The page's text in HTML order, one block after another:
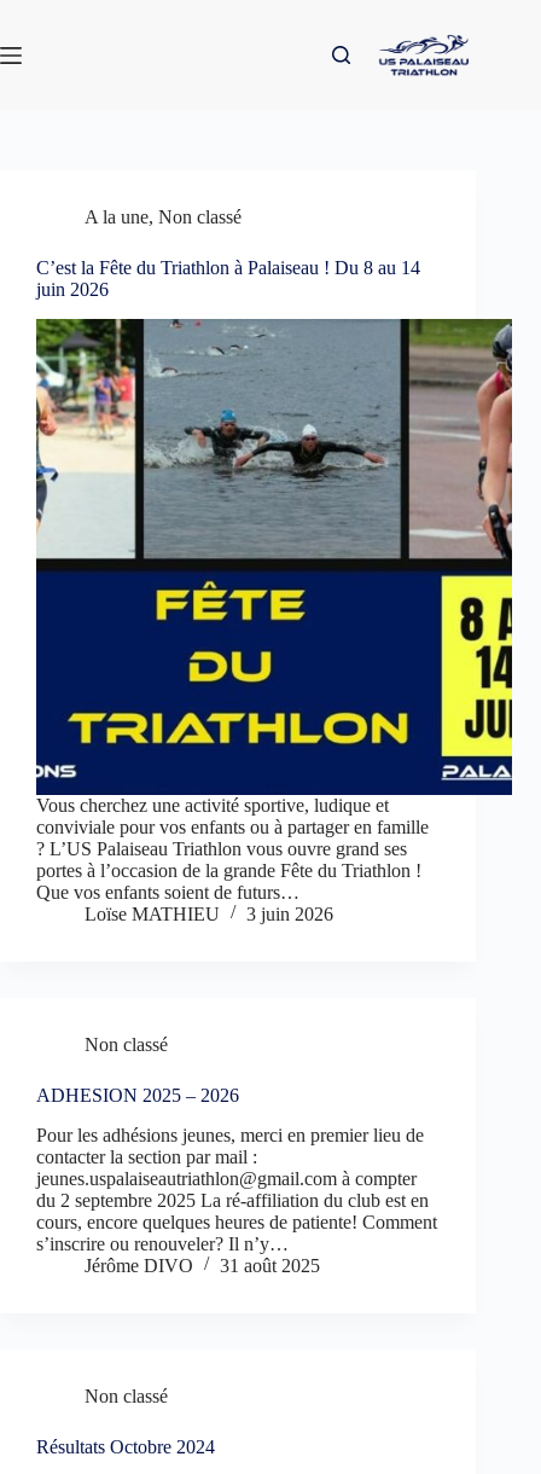
contenu
A la une, Non classé
C’est la Fête du Triathlon à Palaiseau ! Du 8 au 14
juin 2026
Vous cherchez une activité sportive, ludique et
conviviale pour vos enfants ou à partager en famille
? L’US Palaiseau Triathlon vous ouvre grand ses
portes à l’occasion de la grande Fête du Triathlon !
Que vos enfants soient de futurs…
Loïse MATHIEU
3 juin 2026
Non classé
ADHESION 2025 – 2026
Pour les adhésions jeunes, merci en premier lieu de
contacter la section par mail :
jeunes.uspalaiseautriathlon@gmail.com à compter
du 2 septembre 2025 La ré-affiliation du club est en
cours, encore quelques heures de patiente! Comment
s’inscrire ou renouveler? Il n’y…
Jérôme DIVO
31 août 2025
Non classé
Résultats Octobre 2024